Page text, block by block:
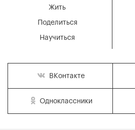
Жить
Поделиться
Научиться
ВКонтакте
Одноклассники